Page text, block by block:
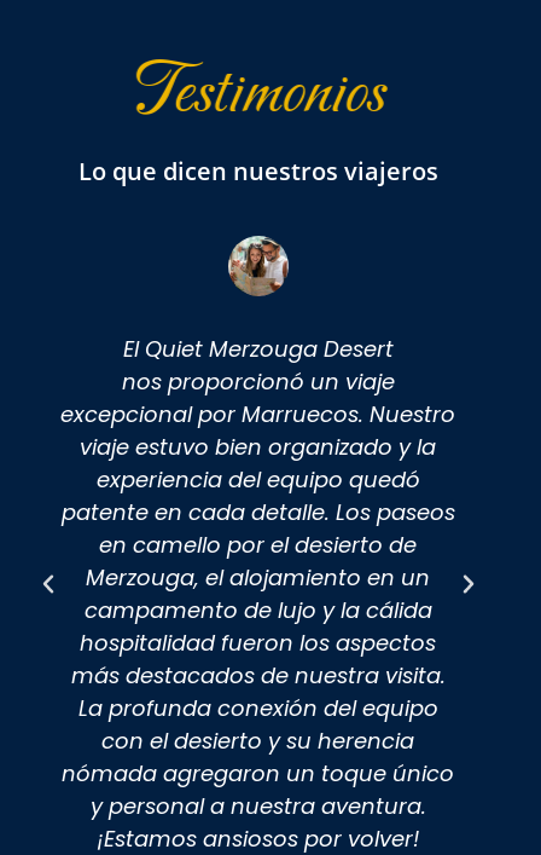
testimonios
lo que dicen nuestros viajeros
El Quiet Merzouga Desert
nos proporcionó un viaje
excepcional por Marruecos. Nuestro
viaje estuvo bien organizado y la
experiencia del equipo quedó
patente en cada detalle. Los paseos
en camello por el desierto de
Merzouga, el alojamiento en un
campamento de lujo y la cálida
hospitalidad fueron los aspectos
más destacados de nuestra visita.
La profunda conexión del equipo
con el desierto y su herencia
nómada agregaron un toque único
y personal a nuestra aventura.
¡Estamos ansiosos por volver!